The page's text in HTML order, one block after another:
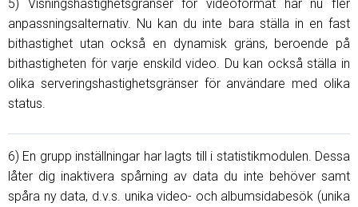
5) Visningshastighetsgränser för videoformat har nu fler
anpassningsalternativ. Nu kan du inte bara ställa in en fast
bithastighet utan också en dynamisk gräns, beroende på
bithastigheten för varje enskild video. Du kan också ställa in
olika serveringshastighetsgränser för användare med olika
status.
6) En grupp inställningar har lagts till i statistikmodulen. Dessa
låter dig inaktivera spårning av data du inte behöver samt
spåra ny data, d.v.s. unika video- och albumsidabesök (unika